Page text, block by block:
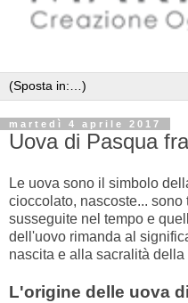
martedì 4 aprile 2017
Uova di Pasqua
Le uova sono il simbolo
cioccolato, nascoste...
susseguite nel tempo e
dell'uovo rimanda al
nascita e alla sacralità della
L'origine delle uova